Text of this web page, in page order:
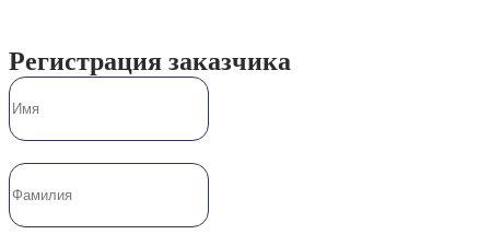
Регистрация заказчика